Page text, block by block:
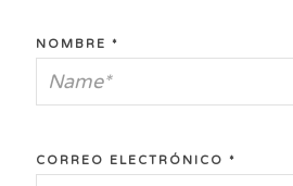
NOMBRE *
CORREO ELECTRÓNICO *